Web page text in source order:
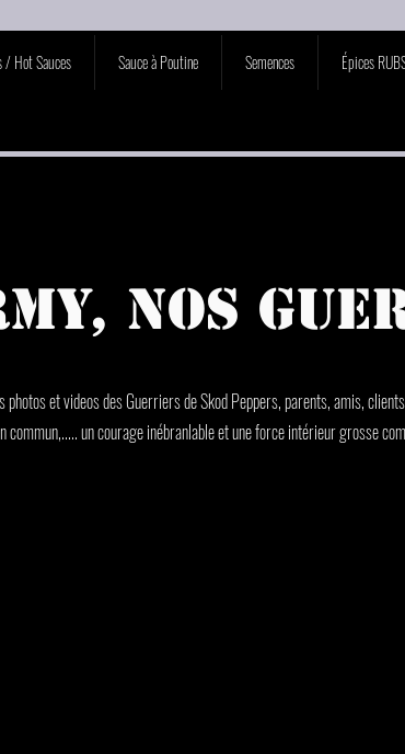
/ Hot Sauces Sauce à Poutine Semences Épices
nos
photos et videos des Guerriers de Skod Peppers, parents, amis,
commun,..... un courage inébranlable et une force intérieur grosse